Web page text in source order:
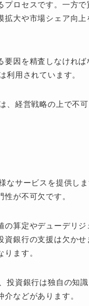
ロセスです。一方
大や市場シェア向
因を精査しなけれ
利用されています。
、経営戦略の上で不可
なサービスを提供し
が不可欠です。
算定やデューデリ
銀行の支援は欠か
ます。
資銀行は独自の知
などがあります。